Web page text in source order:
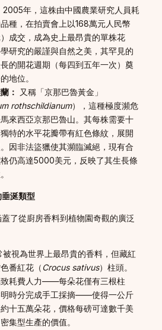
2005年，這株由中國農業研究人員耗
種，在拍賣會上以168萬元人民幣
）成交，成為史上最昂貴的單株花
研究的嚴謹與自然之美，其罕見的
的開花週期（每四到五年一次）奠
地位。
：
又稱「京那巴魯黃金」
rothschildianum），這種極度瀕危
來西亞京那巴魯山。其每株需要十
特的水平花瓣帶有紅色條紋，展開
因非法盜獵使其瀕臨滅絕，現有合
仍高達5000美元，反映了其生長條
涎類型
了從廚房香料到植物園奇觀的廣泛
被視為世界上最昂貴的香料，但藏紅
番紅花（ Crocus sativus）柱頭。
致耗費人力——每朵花僅有三根柱
時分完成手工採摘——使得一公斤
十五萬朵花，價格每磅可達數千美
集型生產的價值。